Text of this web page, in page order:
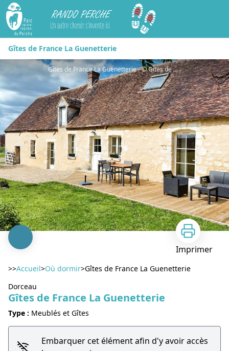
Rando Perche
Gîtes de France La Guenetterie
Gîtes de France La Guenetterie - © Gites de France Orne
Imprimer
>>Accueil>Où dormir>Gîtes de France La Guenetterie
Dorceau
Gîtes de France La Guenetterie
Type : Meublés et Gîtes
Embarquer cet élément afin d'y avoir accès